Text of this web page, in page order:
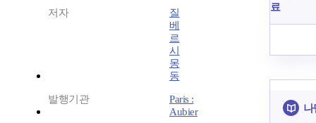
저자
질
베
르
시
몽
동
발행기관
Paris :
Aubier
료
나